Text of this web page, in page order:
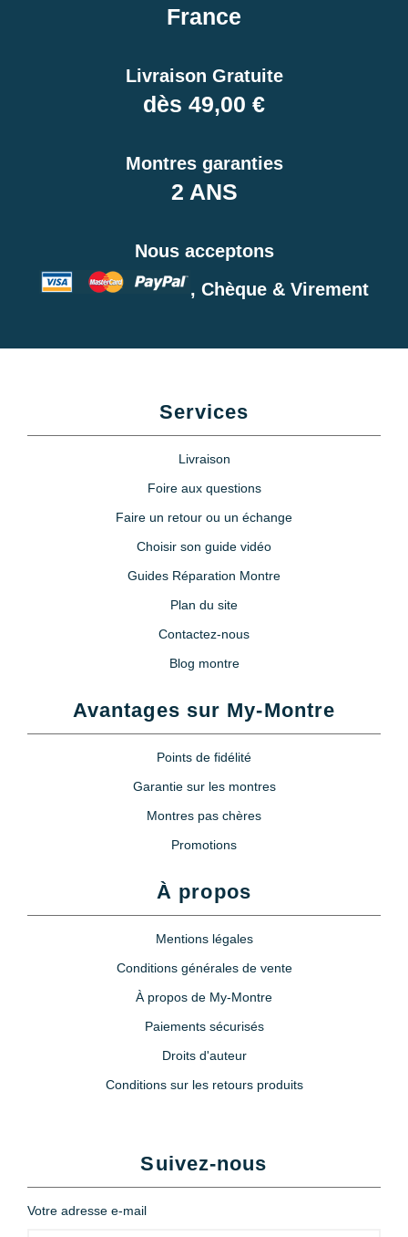
France
Livraison Gratuite
dès 49,00 €
Montres garanties
2 ANS
Nous acceptons
, Chèque & Virement
Services
Livraison
Foire aux questions
Faire un retour ou un échange
Choisir son guide vidéo
Guides Réparation Montre
Plan du site
Contactez-nous
Blog montre
Avantages sur My-Montre
Points de fidélité
Garantie sur les montres
Montres pas chères
Promotions
À propos
Mentions légales
Conditions générales de vente
À propos de My-Montre
Paiements sécurisés
Droits d'auteur
Conditions sur les retours produits
Suivez-nous
Votre adresse e-mail